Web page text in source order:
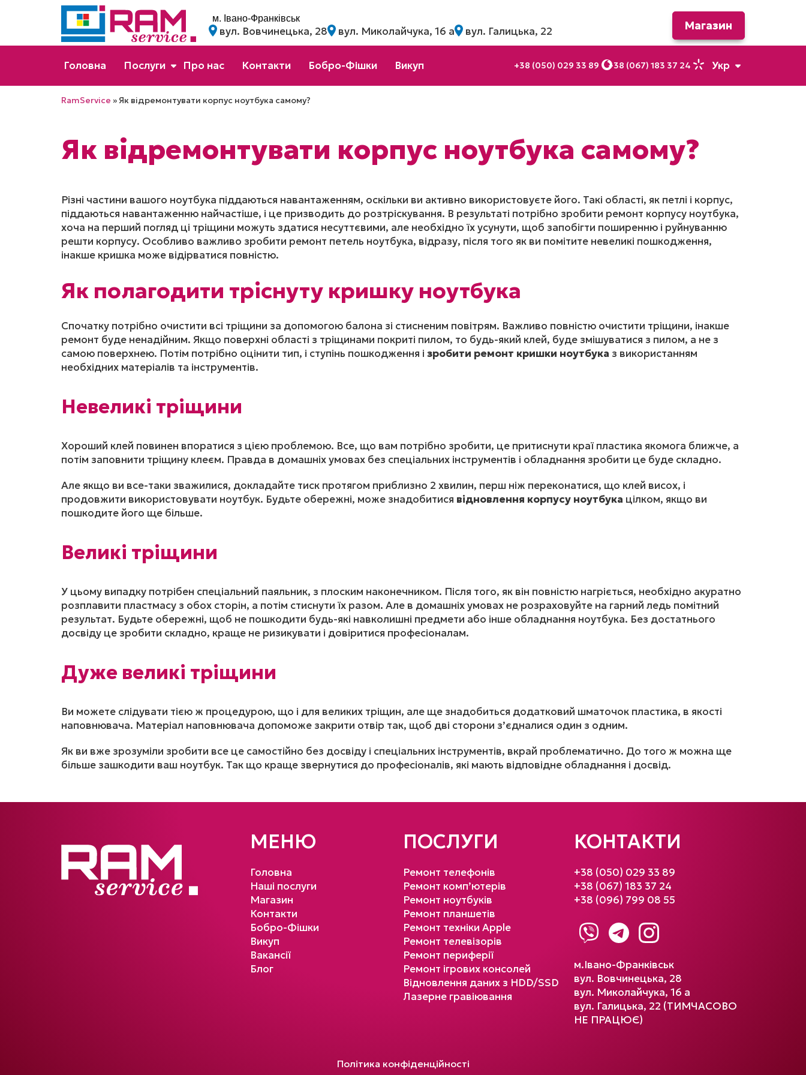
м. Івано-Франківськ
вул. Вовчинецька, 28 вул. Миколайчука, 16 а вул. Галицька, 22 Магазин
Головна Послуги Про нас Контакти Бобро-Фішки Викуп +38 (050) 029 33 89 +38 (067) 183 37 24 Укр
RamService »Як відремонтувати корпус ноутбука самому?
Як відремонтувати корпус ноутбука самому?
Різні частини вашого ноутбука піддаються навантаженням, оскільки ви активно використовуєте його. Такі області, як петлі і корпус,
піддаються навантаженню найчастіше, і це призводить до розтріскування. В результаті потрібно зробити ремонт корпусу ноутбука,
хоча на перший погляд ці тріщини можуть здатися несуттєвими, але необхідно їх усунути, щоб запобігти поширенню і руйнуванню
решти корпусу. Особливо важливо зробити ремонт петель ноутбука, відразу, після того як ви помітите невеликі пошкодження,
інакше кришка може відірватися повністю.
Як полагодити тріснуту кришку ноутбука
Спочатку потрібно очистити всі тріщини за допомогою балона зі стисненим повітрям. Важливо повністю очистити тріщини, інакше
ремонт буде ненадійним. Якщо поверхні області з тріщинами покриті пилом, то будь-який клей, буде змішуватися з пилом, а не з
самою поверхнею. Потім потрібно оцінити тип, і ступінь пошкодження і зробити ремонт кришки ноутбука з використанням
необхідних матеріалів та інструментів.
Невеликі тріщини
Хороший клей повинен впоратися з цією проблемою. Все, що вам потрібно зробити, це притиснути краї пластика якомога ближче, а
потім заповнити тріщину клеєм. Правда в домашніх умовах без спеціальних інструментів і обладнання зробити це буде складно.
Але якщо ви все-таки зважилися, докладайте тиск протягом приблизно 2 хвилин, перш ніж переконатися, що клей висох, і
продовжити використовувати ноутбук. Будьте обережні, може знадобитися відновлення корпусу ноутбука цілком, якщо ви
пошкодите його ще більше.
Великі тріщини
У цьому випадку потрібен спеціальний паяльник, з плоским наконечником. Після того, як він повністю нагріється, необхідно акуратно
розплавити пластмасу з обох сторін, а потім стиснути їх разом. Але в домашніх умовах не розраховуйте на гарний ледь помітний
результат. Будьте обережні, щоб не пошкодити будь-які навколишні предмети або інше обладнання ноутбука. Без достатнього
досвіду це зробити складно, краще не ризикувати і довіритися професіоналам.
Дуже великі тріщини
Ви можете слідувати тією ж процедурою, що і для великих тріщин, але ще знадобиться додатковий шматочок пластика, в якості
наповнювача. Матеріал наповнювача допоможе закрити отвір так, щоб дві сторони з’єдналися один з одним.
Як ви вже зрозуміли зробити все це самостійно без досвіду і спеціальних інструментів, вкрай проблематично. До того ж можна ще
більше зашкодити ваш ноутбук. Так що краще звернутися до професіоналів, які мають відповідне обладнання і досвід.
МЕНЮ
Головна
Наші послуги
Магазин
Контакти
Бобро-Фішки
Викуп
Вакансії
Блог
ПОСЛУГИ
Ремонт телефонів
Ремонт комп’ютерів
Ремонт ноутбуків
Ремонт планшетів
Ремонт техніки Apple
Ремонт телевізорів
Ремонт периферії
Ремонт ігрових консолей
Відновлення даних з HDD/SSD
Лазерне гравіювання
КОНТАКТИ
+38 (050) 029 33 89
+38 (067) 183 37 24
+38 (096) 799 08 55
м.Івано-Франківськ
вул. Вовчинецька, 28
вул. Миколайчука, 16 а
вул. Галицька, 22 (ТИМЧАСОВО
НЕ ПРАЦЮЄ)
Політика конфіденційності